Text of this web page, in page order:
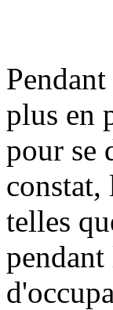
plus en
pour se
constat,
telles